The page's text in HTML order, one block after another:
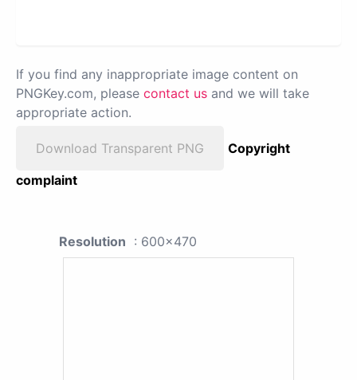
If you find any inappropriate image content on
PNGKey.com, please contact us and we will take
appropriate action.
Download Transparent PNG
Copyright
complaint
Resolution : 600x470